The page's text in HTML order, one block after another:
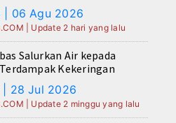
| 06 Agu 2026
| Update 2 hari yang lalu
Salurkan Air kepada
Kekeringan
| 28 Jul 2026
| Update 2 minggu yang lalu